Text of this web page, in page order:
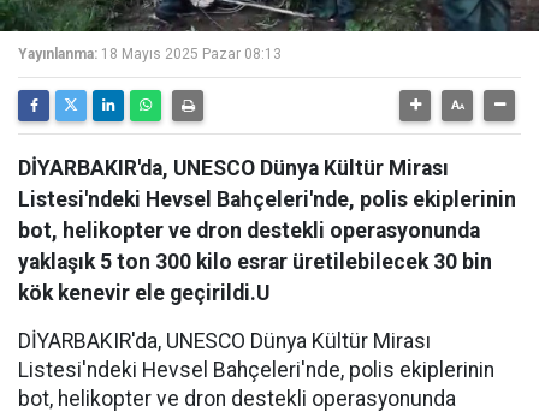
Yayınlanma: 18 Mayıs 2025 Pazar 08:13
DİYARBAKIR'da, UNESCO Dünya Kültür Mirası
Listesi'ndeki Hevsel Bahçeleri'nde, polis ekiplerinin
bot, helikopter ve dron destekli operasyonunda
yaklaşık 5 ton 300 kilo esrar üretilebilecek 30 bin
kök kenevir ele geçirildi.U
DİYARBAKIR'da, UNESCO Dünya Kültür Mirası
Listesi'ndeki Hevsel Bahçeleri'nde, polis ekiplerinin
bot, helikopter ve dron destekli operasyonunda